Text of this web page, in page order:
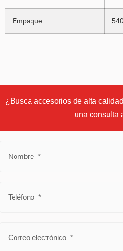
Empaque
¿Busca accesorios de alta
una consulta